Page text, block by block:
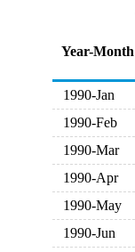
Year-Month
1990-Jan
1990-Feb
1990-Mar
1990-Apr
1990-May
1990-Jun